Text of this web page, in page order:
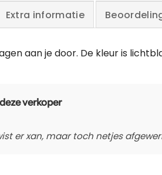
Extra informatie
aan je door. De kleur is
verkoper
er xan, maar toch netjes